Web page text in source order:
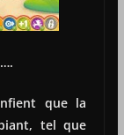
que la
tel que